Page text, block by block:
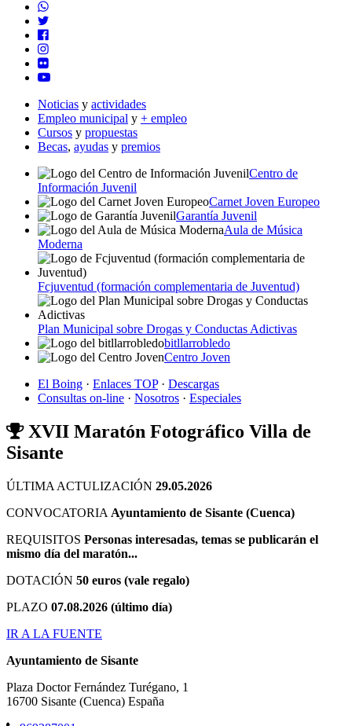
Noticias y actividades
Empleo municipal y + empleo
Cursos y propuestas
Becas, ayudas y premios
Centro de
Información Juvenil
Carnet Joven Europeo
Garantía Juvenil
Aula de Música
Moderna
Fcjuventud (formación complementaria de Juventud)
Plan Municipal sobre Drogas y Conductas Adictivas
bitllarrobledo
Centro Joven
El Boing · Enlaces TOP· Descargas
Consultas on-line · Nosotros · Especiales
XVII Maratón Fotográfico Villa de
Sisante
ÚLTIMA ACTULIZACIÓN 29.05.2026
CONVOCATORIA Ayuntamiento de Sisante (Cuenca)
REQUISITOS Personas interesadas, temas se publicarán el
mismo día del maratón...
DOTACIÓN 50 euros (vale regalo)
PLAZO 07.08.2026 (último día)
IR A LA FUENTE
Ayuntamiento de Sisante
Plaza Doctor Fernández Turégano, 1
16700 Sisante (Cuenca) España